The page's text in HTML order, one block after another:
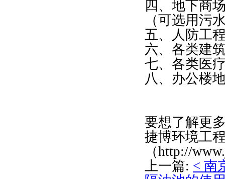
四、地下商
（可选用污
五、人防工
六、各类建
七、各类医
八、办公楼
要想了解更
捷博环境工
（http://
上一篇: < 南